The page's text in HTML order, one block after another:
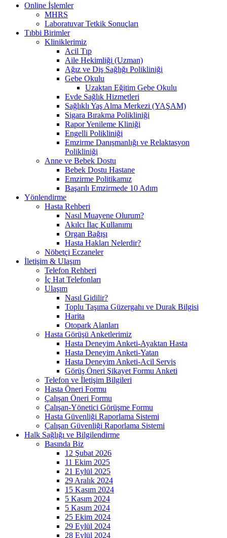
Online İşlemler
MHRS
Laboratuvar Tetkik Sonuçları
Tıbbi Birimler
Kliniklerimiz
Acil Tıp
Aile Hekimliği (Uzman)
Ağız ve Diş Sağlığı Polikliniği
Gebe Okulu
Uzaktan Eğitim Gebe Okulu
Evde Sağlık Hizmetleri
Sağlıklı Yaş Alma Merkezi (YAŞAM)
Sigara Bırakma Polikliniği
Rapor Yenileme Kliniği
Engelli Polikliniği
Emzirme Danışmanlığı ve Relaktasyon
Polikliniği
Anne ve Bebek Dostu
Bebek Dostu Hastane
Emzirme Politikamız
Başarılı Emzirmede 10 Adım
Yönlendirme
Hasta Rehberi
Nasıl Muayene Olurum?
Akılcı İlaç Kullanımı
Organ Bağışı
Hasta Hakları Nelerdir?
Nöbetçi Eczaneler
İletişim & Ulaşım
Telefon Rehberi
İç Hat Telefonları
Ulaşım
Nasıl Gidilir?
Toplu Taşıma Güzergahı ve Durak Bilgisi
Harita
Otopark Alanları
Hasta Görüşü Anketlerimiz
Hasta Deneyim Anketi-Ayaktan Hasta
Hasta Deneyim Anketi-Yatan
Hasta Deneyim Anketi-Acil Servis
Görüş Öneri Şikayet Formu Anketi
Telefon ve İletişim Bilgileri
Hasta Öneri Formu
Çalışan Öneri Formu
Çalışan-Yönetici Görüşme Formu
Hasta Güvenliği Raporlama Sistemi
Çalışan Güvenliği Raporlama Sistemi
Halk Sağlığı ve Bilgilendirme
Basında Biz
12 Şubat 2026
11 Ekim 2025
21 Eylül 2025
29 Aralık 2024
15 Kasım 2024
5 Kasım 2024
5 Kasım 2024
25 Ekim 2024
29 Eylül 2024
28 Eylül 2024